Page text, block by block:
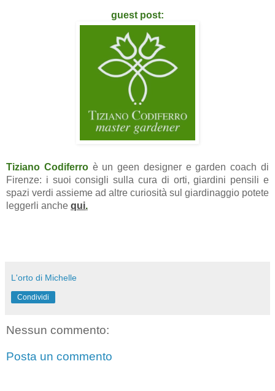
guest post:
Tiziano Codiferro è un geen designer e garden coach di
Firenze: i suoi consigli sulla cura di orti, giardini pensili e
spazi verdi assieme ad altre curiosità sul giardinaggio potete
leggerli anche qui.
L'orto di Michelle
Condividi
Nessun commento:
Posta un commento